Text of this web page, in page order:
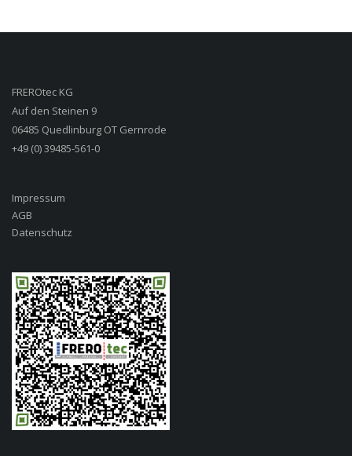
FREROtec KG
Auf den Steinen 9
06485 Quedlinburg OT Gernrode
+49 (0) 39485-561-0
Impressum
AGB
Datenschutz